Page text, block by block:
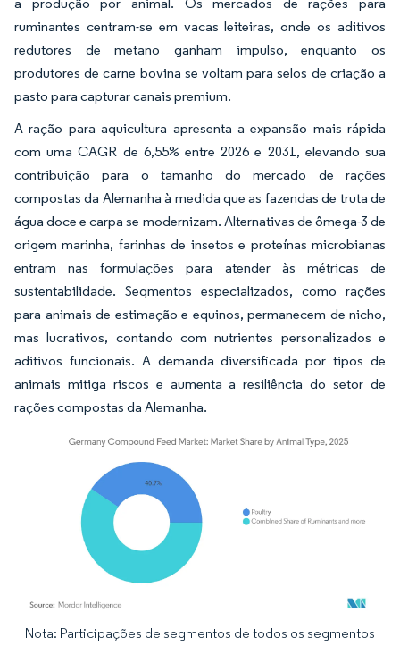
ruminantes centram-se em vacas leiteiras, onde os aditivos
redutores de metano ganham impulso, enquanto os
produtores de carne bovina se voltam para selos de criação a
pasto para capturar canais premium.
A ração para aquicultura apresenta a expansão mais rápida
com uma CAGR de 6,55% entre 2026 e 2031, elevando sua
contribuição para o tamanho do mercado de rações
compostas da Alemanha à medida que as fazendas de truta de
água doce e carpa se modernizam. Alternativas de ômega-3 de
origem marinha, farinhas de insetos e proteínas microbianas
entram nas formulações para atender às métricas de
sustentabilidade. Segmentos especializados, como rações
para animais de estimação e equinos, permanecem de nicho,
mas lucrativos, contando com nutrientes personalizados e
aditivos funcionais. A demanda diversificada por tipos de
animais mitiga riscos e aumenta a resiliência do setor de
rações compostas da Alemanha.
Imagem © Mordor Intelligence. O reuso requer atribuição conforme CC BY 4.0.
Nota: Participações de segmentos de todos os segmentos